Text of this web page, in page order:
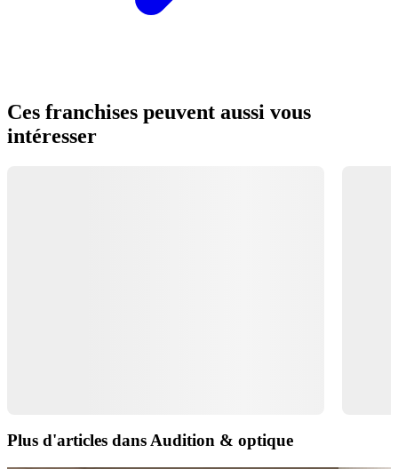
Ces franchises peuvent aussi vous
intéresser
Plus d'articles dans Audition & optique